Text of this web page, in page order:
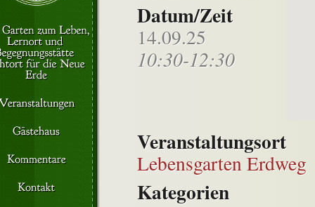
Datum/Zeit
14.09.25
10:30-12:30
Veranstaltungsort
Lebensgarten Erdweg
Kategorien